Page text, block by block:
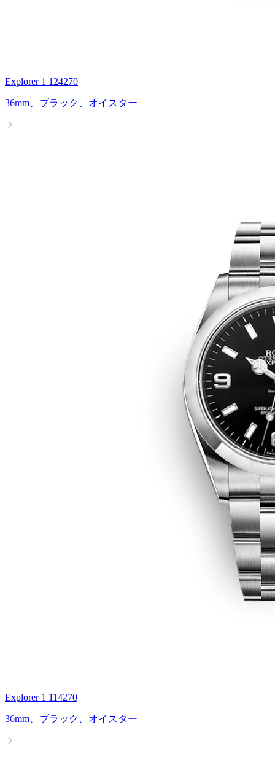
Explorer 1 124270
36mm、ブラック、オイスター
Explorer 1 114270
36mm、ブラック、オイスター